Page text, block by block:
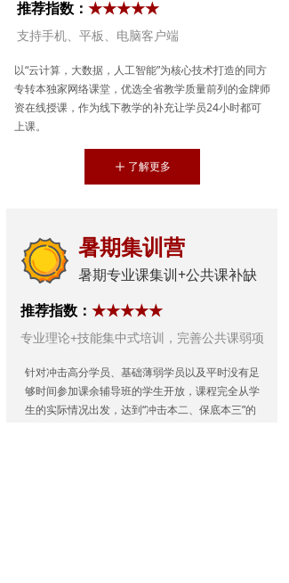
ꄸ 了解更多
以“云计算，大数据，人工智能”为核心技术打造的同方
专转本独家网络课堂，优选全省教学质量前列的金牌师
资在线授课，作为线下教学的补充让学员24小时都可
上课。
推荐指数： ★★★★★
支持手机、平板、电脑客户端
暑期集训营
暑期专业课集训+公共课补缺
推荐指数： ★★★★★
专业理论+技能集中式培训，完善公共课弱项
针对冲击高分学员、基础薄弱学员以及平时没有足
够时间参加课余辅导班的学生开放，课程完全从学
生的实际情况出发，达到“冲击本二、保底本三”的